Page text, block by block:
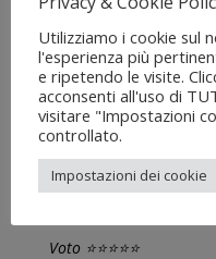
Ho fatto la prima
non ho più smesso e
di provare, è
Voto ⭐⭐⭐⭐⭐
Utilizziamo i cookie sul
l'esperienza più
e ripetendo le visite.
acconsenti all'uso di
visitare "Impostazioni
controllato.
Impostazioni dei cookie